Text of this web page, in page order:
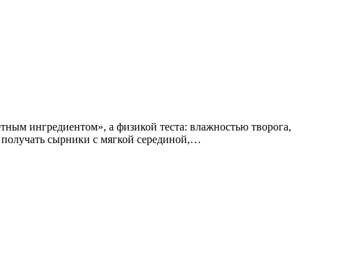
ингредиентом», а физикой теста: влажностью творога,
сырники с мягкой серединой,…